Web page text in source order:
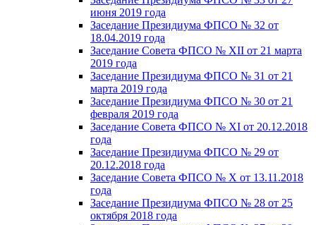
июня 2019 года
Заседание Президиума ФПСО № 32 от
18.04.2019 года
Заседание Совета ФПСО № XII от 21 марта
2019 года
Заседание Президиума ФПСО № 31 от 21
марта 2019 года
Заседание Президиума ФПСО № 30 от 21
февраля 2019 года
Заседание Совета ФПСО № XI от 20.12.2018
года
Заседание Президиума ФПСО № 29 от
20.12.2018 года
Заседание Совета ФПСО № X от 13.11.2018
года
Заседание Президиума ФПСО № 28 от 25
октября 2018 года